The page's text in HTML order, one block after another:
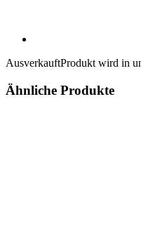
AusverkauftProdukt wird in
Ähnliche Produkte